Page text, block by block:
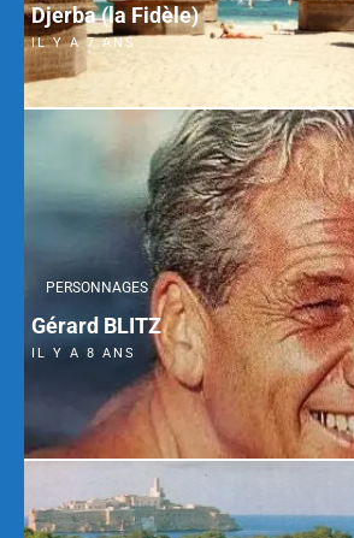
Djerba (la Fidèle)
IL Y A 7 ANS
PERSONNAGES
Gérard BLITZ
IL Y A 8 ANS